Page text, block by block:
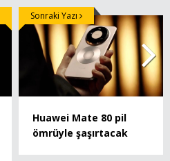
Huawei Mate 80 pil
ömrüyle şaşırtacak
Sonraki Yazı